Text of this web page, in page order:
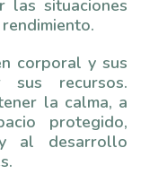
las situaciones
corporal y sus
sus recursos.
la calma, a
protegido,
al desarrollo